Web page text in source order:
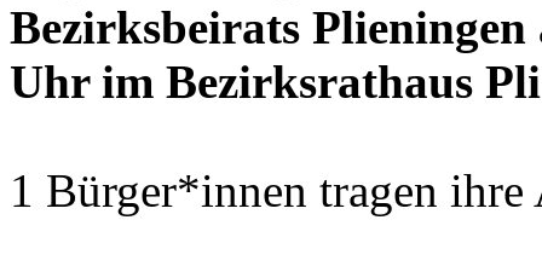
Bezirksbeirats
Uhr im Bezirksrathaus
1 Bürger*innen tragen